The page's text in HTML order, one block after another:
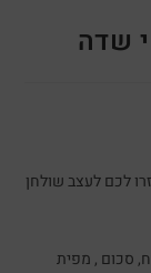
שדה
לכם לעצב שולחן
סכום , מפית